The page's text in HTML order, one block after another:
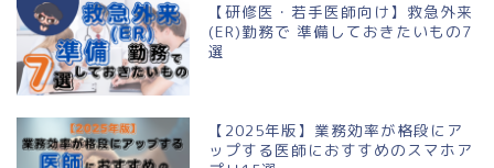
【研修医・若手医師向け】救急外来
(ER)勤務で 準備しておきたいもの7
選
【2025年版】業務効率が格段にア
ップする医師におすすめのスマホア